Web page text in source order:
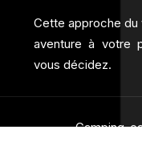
Cette approche du
aventure à votre
vous décidez.
Camping-